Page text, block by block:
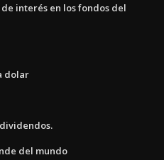
interés en los fondos del
dolar
del mundo